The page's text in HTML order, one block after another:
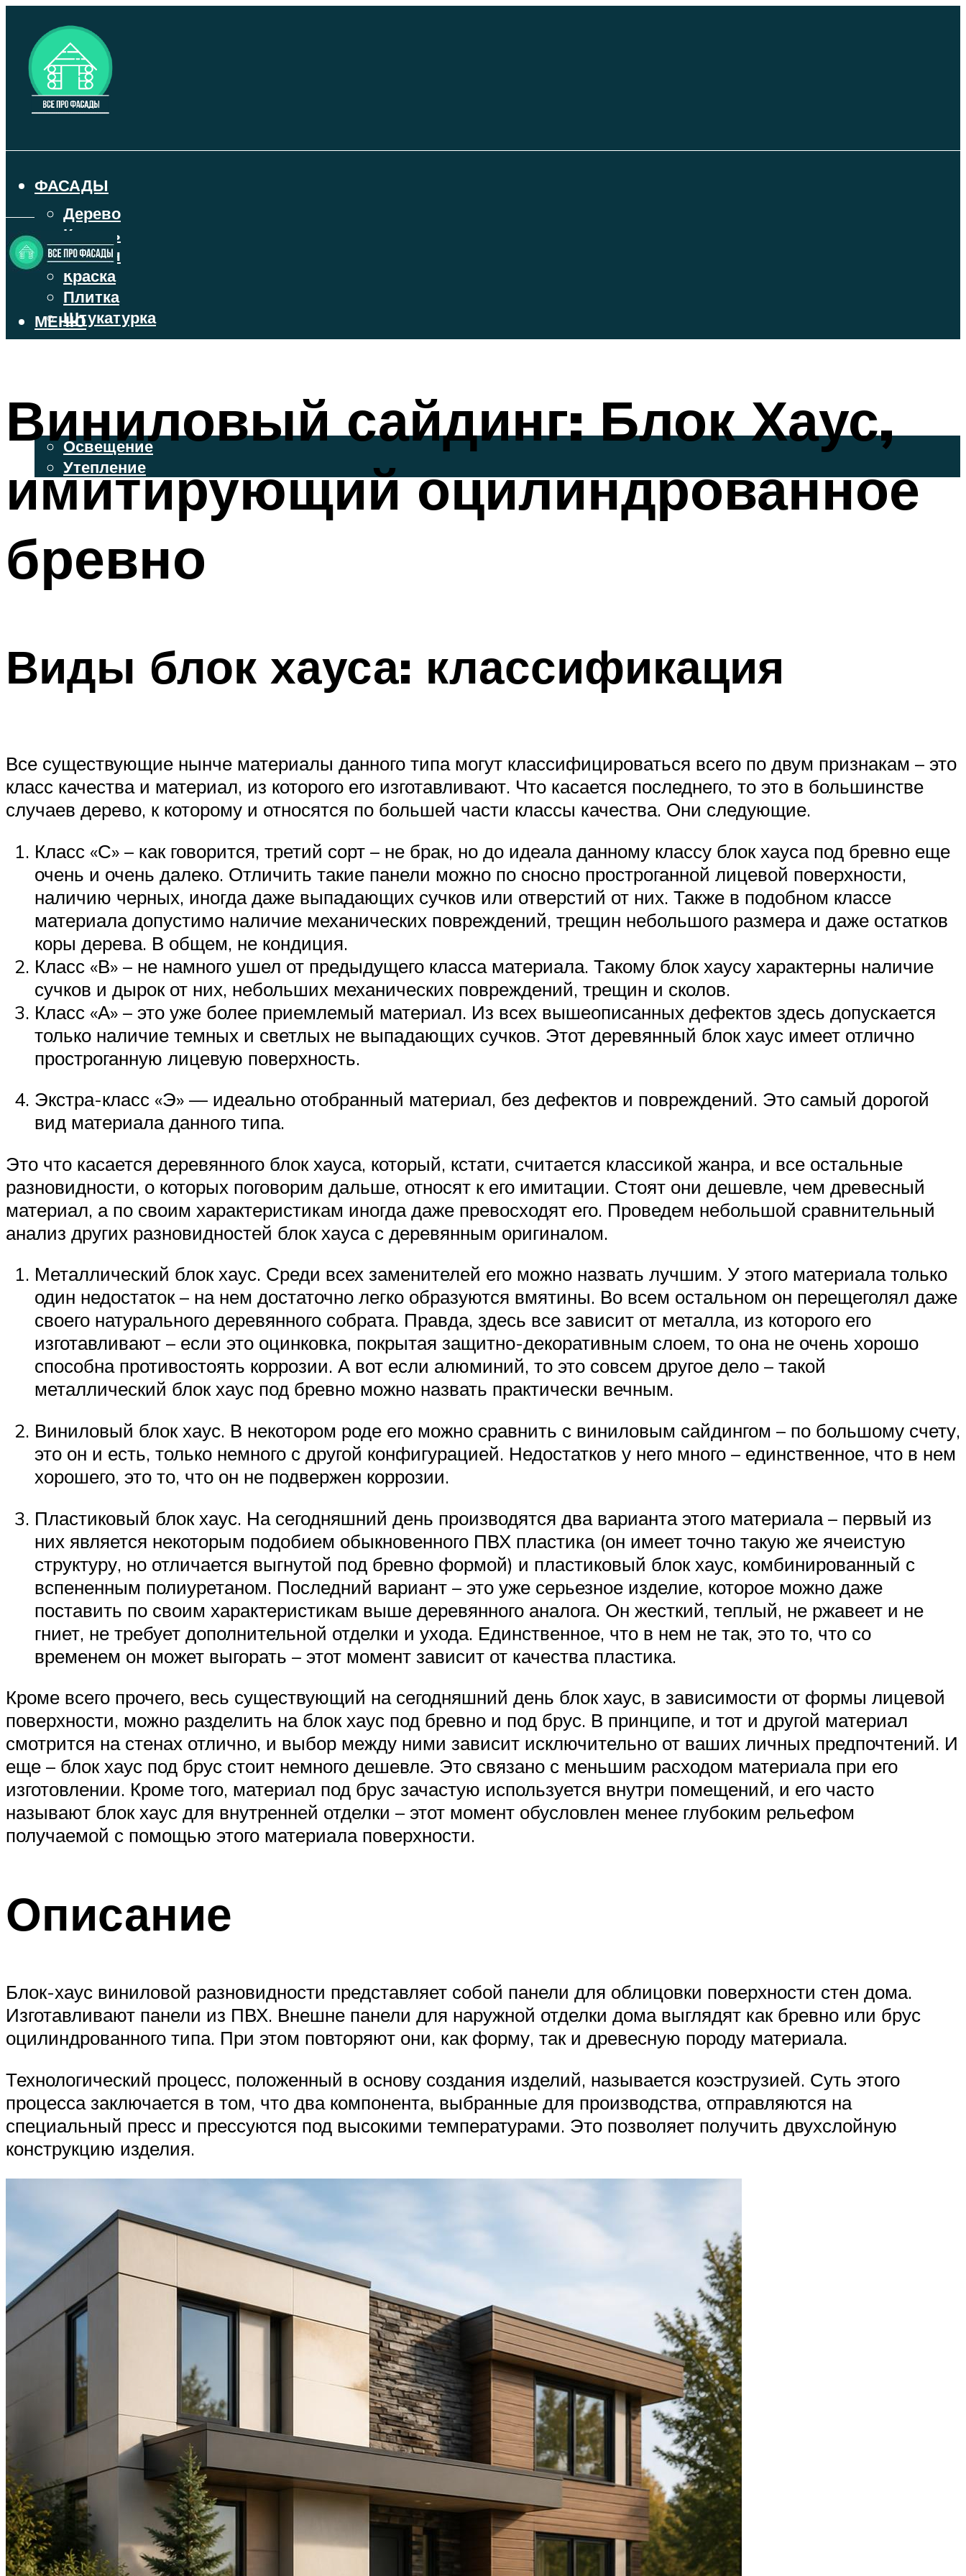
ФАСАДЫ
Дерево
Камень
Кирпич
Краска
Плитка
Штукатурка
ВЕНТИЛИРУЕМЫЕ ФАСАДЫ
ОСВЕЩЕНИЕ И УТЕПЛЕНИЕ
Освещение
Утепление
ДЕКОР
МЕНЮ
МЕНЮ
Виниловый сайдинг: Блок Хаус,
имитирующий оцилиндрованное
бревно
Виды блок хауса: классификация
Все существующие нынче материалы данного типа могут классифицироваться всего по двум признакам – это
класс качества и материал, из которого его изготавливают. Что касается последнего, то это в большинстве
случаев дерево, к которому и относятся по большей части классы качества. Они следующие.
Класс «С» – как говорится, третий сорт – не брак, но до идеала данному классу блок хауса под бревно еще
очень и очень далеко. Отличить такие панели можно по сносно простроганной лицевой поверхности,
наличию черных, иногда даже выпадающих сучков или отверстий от них. Также в подобном классе
материала допустимо наличие механических повреждений, трещин небольшого размера и даже остатков
коры дерева. В общем, не кондиция.
Класс «В» – не намного ушел от предыдущего класса материала. Такому блок хаусу характерны наличие
сучков и дырок от них, небольших механических повреждений, трещин и сколов.
Класс «А» – это уже более приемлемый материал. Из всех вышеописанных дефектов здесь допускается
только наличие темных и светлых не выпадающих сучков. Этот деревянный блок хаус имеет отлично
простроганную лицевую поверхность.
Экстра-класс «Э» — идеально отобранный материал, без дефектов и повреждений. Это самый дорогой
вид материала данного типа.
Это что касается деревянного блок хауса, который, кстати, считается классикой жанра, и все остальные
разновидности, о которых поговорим дальше, относят к его имитации. Стоят они дешевле, чем древесный
материал, а по своим характеристикам иногда даже превосходят его. Проведем небольшой сравнительный
анализ других разновидностей блок хауса с деревянным оригиналом.
Металлический блок хаус. Среди всех заменителей его можно назвать лучшим. У этого материала только
один недостаток – на нем достаточно легко образуются вмятины. Во всем остальном он перещеголял даже
своего натурального деревянного собрата. Правда, здесь все зависит от металла, из которого его
изготавливают – если это оцинковка, покрытая защитно-декоративным слоем, то она не очень хорошо
способна противостоять коррозии. А вот если алюминий, то это совсем другое дело – такой
металлический блок хаус под бревно можно назвать практически вечным.
Виниловый блок хаус. В некотором роде его можно сравнить с виниловым сайдингом – по большому счету,
это он и есть, только немного с другой конфигурацией. Недостатков у него много – единственное, что в нем
хорошего, это то, что он не подвержен коррозии.
Пластиковый блок хаус. На сегодняшний день производятся два варианта этого материала – первый из
них является некоторым подобием обыкновенного ПВХ пластика (он имеет точно такую же ячеистую
структуру, но отличается выгнутой под бревно формой) и пластиковый блок хаус, комбинированный с
вспененным полиуретаном. Последний вариант – это уже серьезное изделие, которое можно даже
поставить по своим характеристикам выше деревянного аналога. Он жесткий, теплый, не ржавеет и не
гниет, не требует дополнительной отделки и ухода. Единственное, что в нем не так, это то, что со
временем он может выгорать – этот момент зависит от качества пластика.
Кроме всего прочего, весь существующий на сегодняшний день блок хаус, в зависимости от формы лицевой
поверхности, можно разделить на блок хаус под бревно и под брус. В принципе, и тот и другой материал
смотрится на стенах отлично, и выбор между ними зависит исключительно от ваших личных предпочтений. И
еще – блок хаус под брус стоит немного дешевле. Это связано с меньшим расходом материала при его
изготовлении. Кроме того, материал под брус зачастую используется внутри помещений, и его часто
называют блок хаус для внутренней отделки – этот момент обусловлен менее глубоким рельефом
получаемой с помощью этого материала поверхности.
Описание
Блок-хаус виниловой разновидности представляет собой панели для облицовки поверхности стен дома.
Изготавливают панели из ПВХ. Внешне панели для наружной отделки дома выглядят как бревно или брус
оцилиндрованного типа. При этом повторяют они, как форму, так и древесную породу материала.
Технологический процесс, положенный в основу создания изделий, называется коэструзией. Суть этого
процесса заключается в том, что два компонента, выбранные для производства, отправляются на
специальный пресс и прессуются под высокими температурами. Это позволяет получить двухслойную
конструкцию изделия.